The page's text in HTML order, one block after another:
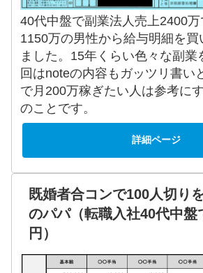
40代中盤で副業法人売上2400
1150万の男性から給与明細を買
ました。15年くらい色々な副業
回はnoteの内容もガッツリ書い
で月200万稼ぎたい人は参考に
のことです。
詳細ページ
既婚者合コンで100人切り
のパパ（転職入社40代中盤
円）